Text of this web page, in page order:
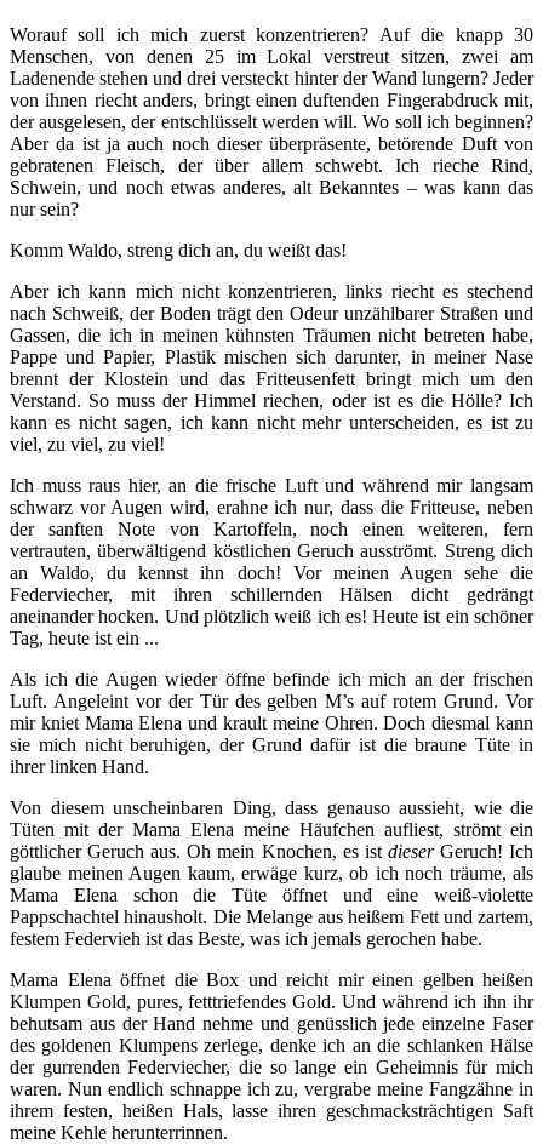
Worauf soll ich mich zuerst konzentrieren? Auf die knapp 30
Menschen, von denen 25 im Lokal verstreut sitzen, zwei am
Ladenende stehen und drei versteckt hinter der Wand lungern? Jeder
von ihnen riecht anders, bringt einen duftenden Fingerabdruck mit,
der ausgelesen, der entschlüsselt werden will. Wo soll ich beginnen?
Aber da ist ja auch noch dieser überpräsente, betörende Duft von
gebratenen Fleisch, der über allem schwebt. Ich rieche Rind,
Schwein, und noch etwas anderes, alt Bekanntes – was kann das
nur sein?
Komm Waldo, streng dich an, du weißt das!
Aber ich kann mich nicht konzentrieren, links riecht es stechend
nach Schweiß, der Boden trägt den Odeur unzählbarer Straßen und
Gassen, die ich in meinen kühnsten Träumen nicht betreten habe,
Pappe und Papier, Plastik mischen sich darunter, in meiner Nase
brennt der Klostein und das Fritteusenfett bringt mich um den
Verstand. So muss der Himmel riechen, oder ist es die Hölle? Ich
kann es nicht sagen, ich kann nicht mehr unterscheiden, es ist zu
viel, zu viel, zu viel!
Ich muss raus hier, an die frische Luft und während mir langsam
schwarz vor Augen wird, erahne ich nur, dass die Fritteuse, neben
der sanften Note von Kartoffeln, noch einen weiteren, fern
vertrauten, überwältigend köstlichen Geruch ausströmt. Streng dich
an Waldo, du kennst ihn doch! Vor meinen Augen sehe die
Federviecher, mit ihren schillernden Hälsen dicht gedrängt
aneinander hocken. Und plötzlich weiß ich es! Heute ist ein schöner
Tag, heute ist ein ...
Als ich die Augen wieder öffne befinde ich mich an der frischen
Luft. Angeleint vor der Tür des gelben M’s auf rotem Grund. Vor
mir kniet Mama Elena und krault meine Ohren. Doch diesmal kann
sie mich nicht beruhigen, der Grund dafür ist die braune Tüte in
ihrer linken Hand.
Von diesem unscheinbaren Ding, dass genauso aussieht, wie die
Tüten mit der Mama Elena meine Häufchen aufliest, strömt ein
göttlicher Geruch aus. Oh mein Knochen, es ist dieserGeruch! Ich
glaube meinen Augen kaum, erwäge kurz, ob ich noch träume, als
Mama Elena schon die Tüte öffnet und eine weiß-violette
Pappschachtel hinausholt. Die Melange aus heißem Fett und zartem,
festem Federvieh ist das Beste, was ich jemals gerochen habe.
Mama Elena öffnet die Box und reicht mir einen gelben heißen
Klumpen Gold, pures, fetttriefendes Gold. Und während ich ihn ihr
behutsam aus der Hand nehme und genüsslich jede einzelne Faser
des goldenen Klumpens zerlege, denke ich an die schlanken Hälse
der gurrenden Federviecher, die so lange ein Geheimnis für mich
waren. Nun endlich schnappe ich zu, vergrabe meine Fangzähne in
ihrem festen, heißen Hals, lasse ihren geschmacksträchtigen Saft
meine Kehle herunterrinnen.